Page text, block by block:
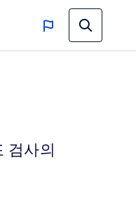
검사의